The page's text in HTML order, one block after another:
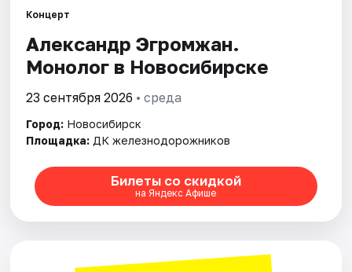
Города
Площадки
Рейтинги
Концерт
Александр Эгромжан.
Монолог в Новосибирске
23 сентября 2026 • среда
Город: Новосибирск
Площадка: ДК железнодорожников
Билеты со скидкой
на Яндекс Афише